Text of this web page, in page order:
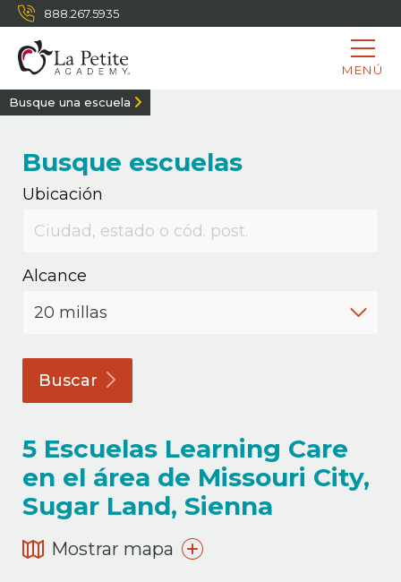
888.267.5935
MENÚ
Busque una escuela
Busque escuelas
Ubicación
Alcance
Buscar
5 Escuelas Learning Care
en el área de Missouri City,
Sugar Land, Sienna
Mostrar mapa